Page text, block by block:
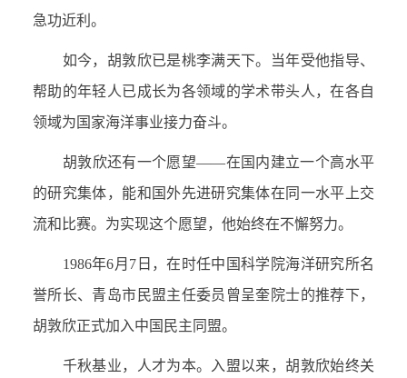
急功近利。
如今，胡敦欣已是桃李满天下。当年受他指导、
帮助的年轻人已成长为各领域的学术带头人，在各自
领域为国家海洋事业接力奋斗。
胡敦欣还有一个愿望——在国内建立一个高水平
的研究集体，能和国外先进研究集体在同一水平上交
流和比赛。为实现这个愿望，他始终在不懈努力。
1986年6月 7 日，在时任中国科学院海洋研究所名
誉所长、青岛市民盟主任委员曾呈奎院士的推荐下，
胡敦欣正式加入中国民主同盟。
千秋基业，人才为本。入盟以来，胡敦欣始终关